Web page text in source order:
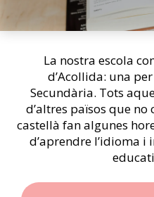
La nostra escola
d’Acollida: una
Secundària. Tots
d’altres països que
castellà fan algunes
d’aprendre l’idioma i